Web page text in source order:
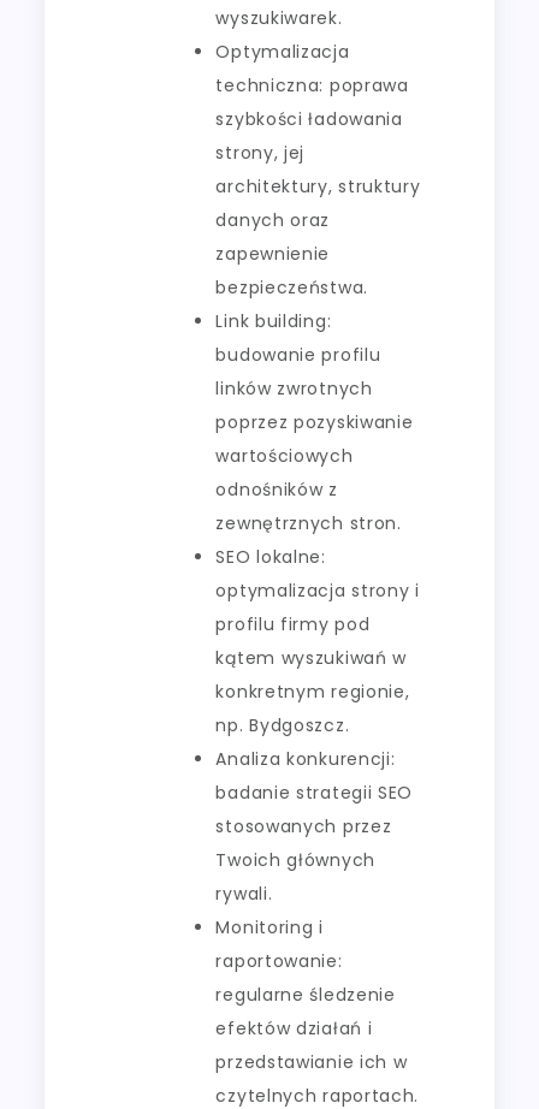
wyszukiwarek.
Optymalizacja
techniczna: poprawa
szybkości ładowania
strony, jej
architektury, struktury
danych oraz
zapewnienie
bezpieczeństwa.
Link building:
budowanie profilu
linków zwrotnych
poprzez pozyskiwanie
wartościowych
odnośników z
zewnętrznych stron.
SEO lokalne:
optymalizacja strony i
profilu firmy pod
kątem wyszukiwań w
konkretnym regionie,
np. Bydgoszcz.
Analiza konkurencji:
badanie strategii SEO
stosowanych przez
Twoich głównych
rywali.
Monitoring i
raportowanie:
regularne śledzenie
efektów działań i
przedstawianie ich w
czytelnych raportach.